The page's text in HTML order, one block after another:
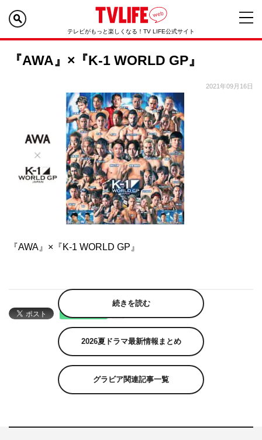
テレビがもっと楽しくなる！TV LIFE公式サイト
『AWA』×『K-1 WORLD GP』
2021年09月16日
『AWA』×『K-1 WORLD GP』
続きを読む
2026夏ドラマ最新情報まとめ
グラビア関連記事一覧